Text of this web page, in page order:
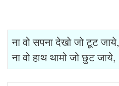
ना वो सपना देखो जो टूट जाये,
ना वो हाथ थामो जो छुट जाये,